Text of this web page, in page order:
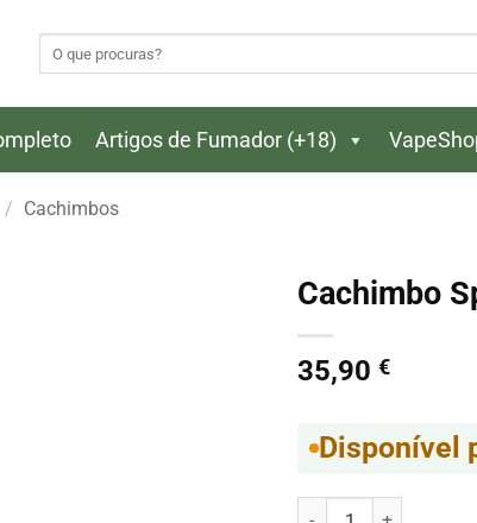
Artigos de Fumador (+18)
/ Cachimbos
Cachimbo
35,90 €
Disponível
Quantidade de